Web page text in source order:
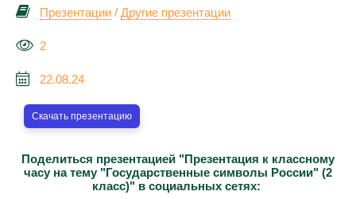
Презентации / Другие презентации
2
22.08.24
Скачать презентацию
Поделиться презентацией "Презентация к классному
часу на тему "Государственные символы России" (2
класс)" в социальных сетях: